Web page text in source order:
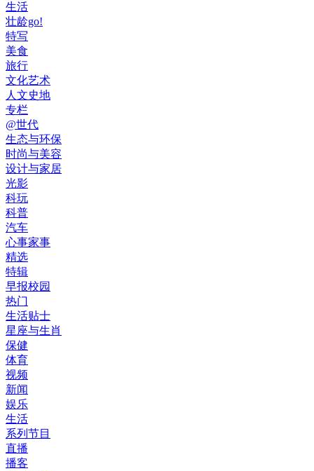
生活
壮龄go!
特写
美食
旅行
文化艺术
人文史地
专栏
@世代
生态与环保
时尚与美容
设计与家居
光影
科玩
科普
汽车
心事家事
精选
特辑
早报校园
热门
生活贴士
星座与生肖
保健
体育
视频
新闻
娱乐
生活
系列节目
直播
播客